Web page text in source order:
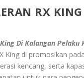
RX
Di Kalangan Pelaku
King di promosikan
kencang, serta